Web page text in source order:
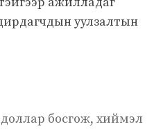
уулзалтын
босгож, хиймэл